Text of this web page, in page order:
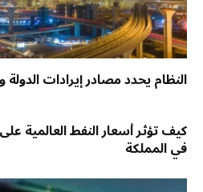
النظام يحدد مصادر إيرادات الدولة
كيف تؤثر أسعار النفط العالمية
في المملكة